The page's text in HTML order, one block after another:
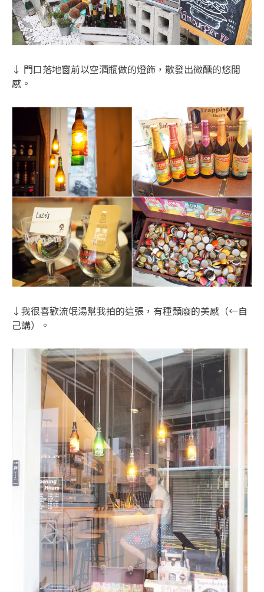
↓ 門口落地窗前以空酒瓶做的燈飾，散發出微醺的悠閒
感。
↓我很喜歡流氓湯幫我拍的這張，有種頹廢的美感（←自
己講）。